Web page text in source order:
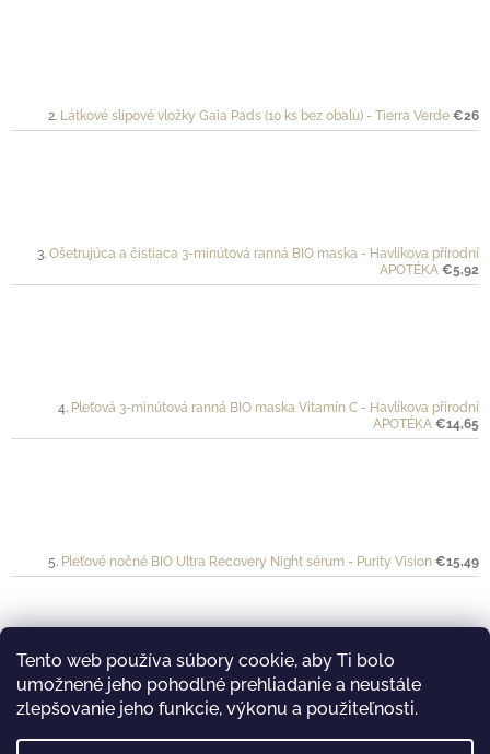
Tento web používa súbory cookie, aby Ti bolo
umožnené jeho pohodlné prehliadanie a neustále
zlepšovanie jeho funkcie, výkonu a použiteľnosti.
Látkové slipové vložky Gaia Pads (10 ks bez obalu) - Tierra Verde €26
Ošetrujúca a čistiaca 3-minútová ranná BIO maska - Havlíkova přírodní
APOTÉKA €5,92
Pleťová 3-minútová ranná BIO maska Vitamín C - Havlíkova přírodní
APOTÉKA €14,65
Pleťové nočné BIO Ultra Recovery Night sérum - Purity Vision €15,49
Ochranný krém pre športovkyne a športovcov VÉLO - Mylo